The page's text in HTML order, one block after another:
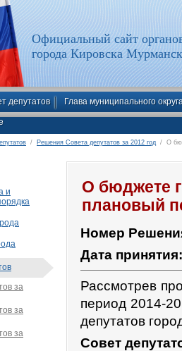
Официальный сайт
города Кировска
депутатов Глава муниципального
/ Решения Совета депутатов за 2012 год / О
О бюджете
плановый
Номер
Дата
Рассмотрев
период 2014-
депутатов
Совет
и
за
за
за